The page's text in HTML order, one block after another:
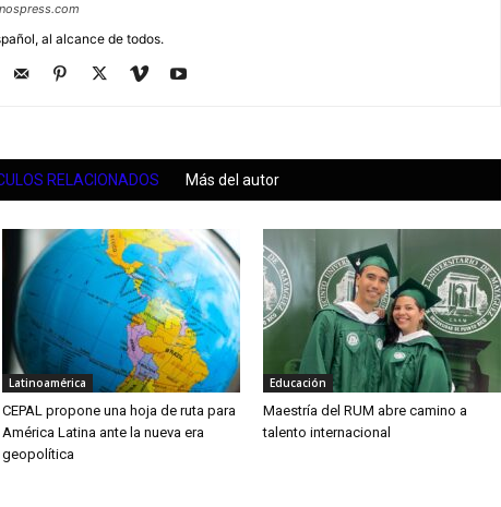
al alcance de todos.
RELACIONADOS Más del autor
Latinoamérica
CEPAL propone una hoja de ruta para
América Latina ante la nueva era
geopolítica
Educación
Maestría del RUM abre camino a
talento internacional